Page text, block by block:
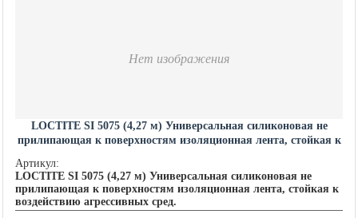
Нет изображения
LOCTITE SI 5075 (4,27 м) Универсальная силиконовая не
прилипающая к поверхностям изоляционная лента, стойкая к
Артикул:
LOCTITE SI 5075 (4,27 м) Универсальная силиконовая не
прилипающая к поверхностям изоляционная лента, стойкая к
воздействию агрессивных сред.